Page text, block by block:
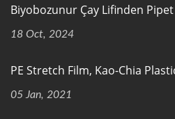
Biyobozunur Çay Lifinden Pipet
18 Oct, 2024
PE Stretch Film, Kao-Chia
05 Jan, 2021